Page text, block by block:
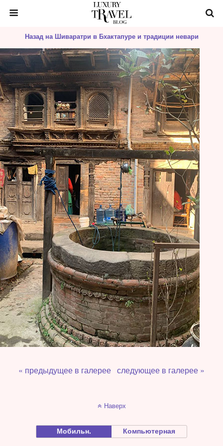
Назад на Шиваратри в Бхактапуре и традиции невари
« предыдущее в галерее следующее в галерее »
Наверх
Мобильн. Компьютерная